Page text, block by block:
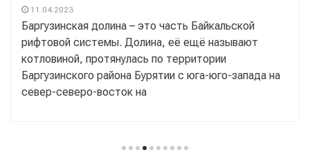
11.04.2023
Баргузинская долина – это часть Байкальской
рифтовой системы. Долина, её ещё называют
котловиной, протянулась по территории
Баргузинского района Бурятии с юга-юго-запада на
север-северо-восток на